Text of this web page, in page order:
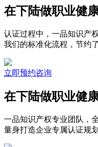
在下陆做职业健
认证过程中，一品知识产
我们的标准化流程，节约
立即预约咨询
在下陆做职业健
一品知识产权专业团队，
量身打造企业专属认证规